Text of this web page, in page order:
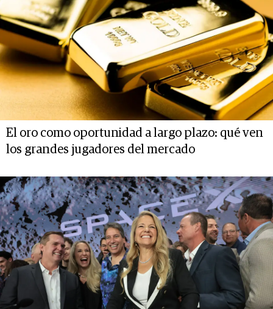
El oro como oportunidad a largo plazo: qué ven
los grandes jugadores del mercado